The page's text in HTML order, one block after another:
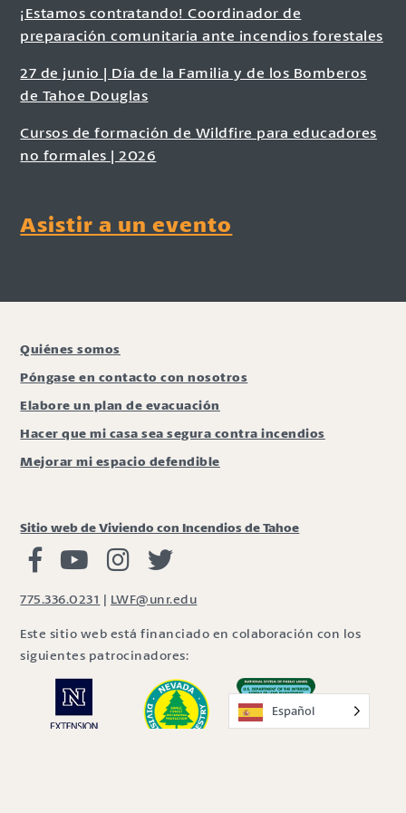
¡Estamos contratando! Coordinador de
preparación comunitaria ante incendios forestales
27 de junio | Día de la Familia y de los Bomberos
de Tahoe Douglas
Cursos de formación de Wildfire para educadores
no formales | 2026
Asistir a un evento
Quiénes somos
Póngase en contacto con nosotros
Elabore un plan de evacuación
Hacer que mi casa sea segura contra incendios
Mejorar mi espacio defendible
Sitio web de Viviendo con Incendios de Tahoe
Viviendo con Incendios Facebook
Vivir con fuego Youtube
Vivir con fuego Instagram
775.336.0231 | LWF@unr.edu
Este sitio web está financiado en colaboración con los
siguientes patrocinadores:
Español